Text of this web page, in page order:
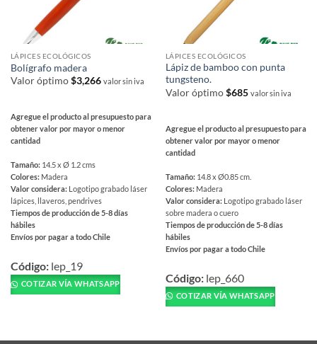
producto
LÁPICES ECOLÓGICOS
Bolígrafo madera
Valor óptimo$3,266 valor sin iva
Agregue el producto al presupuesto para
obtener valor por mayor o menor
cantidad
Tamaño: 14.5 x Ø 1.2 cms
Colores: Madera
Valor considera: Logotipo grabado láser
lápices, llaveros, pendrives
Tiempos de producción de 5-8 días
hábiles
Envíos por pagar a todo Chile
producto
tiene
múltiples
opciones
Código: lep_19
COTIZAR VÍA WHATSAPP
LÁPICES ECOLÓGICOS
Lápiz de bamboo con punta
tungsteno.
Valor óptimo$685 valor sin iva
Agregue el producto al presupuesto para
obtener valor por mayor o menor
cantidad
Tamaño: 14.8 x Ø0.85 cm.
Colores: Madera
Valor considera: Logotipo grabado láser
sobre madera o cuero
Tiempos de producción de 5-8 días
hábiles
Envíos por pagar a todo Chile
producto
tiene
múltiples
Código: lep_660
COTIZAR VÍA WHATSAPP